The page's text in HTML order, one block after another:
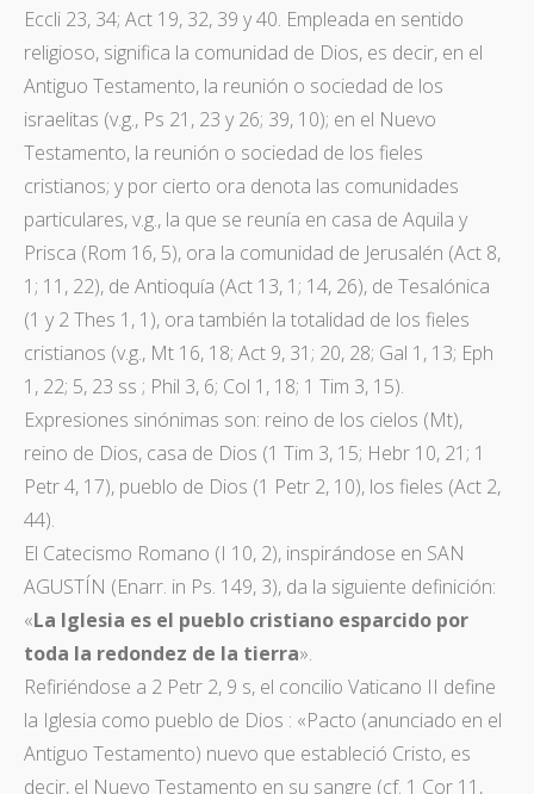
Eccli 23, 34; Act 19, 32, 39 y 40. Empleada en sentido
religioso, significa la comunidad de Dios, es decir, en el
Antiguo Testamento, la reunión o sociedad de los
israelitas (v.g., Ps 21, 23 y 26; 39, 10); en el Nuevo
Testamento, la reunión o sociedad de los fieles
cristianos; y por cierto ora denota las comunidades
particulares, v.g., la que se reunía en casa de Aquila y
Prisca (Rom 16, 5), ora la comunidad de Jerusalén (Act 8,
1; 11, 22), de Antioquía (Act 13, 1; 14, 26), de Tesalónica
(1 y 2 Thes 1, 1), ora también la totalidad de los fieles
cristianos (v.g., Mt 16, 18; Act 9, 31; 20, 28; Gal 1, 13; Eph
1, 22; 5, 23 ss ; Phil 3, 6; Col 1, 18; 1 Tim 3, 15).
Expresiones sinónimas son: reino de los cielos (Mt),
reino de Dios, casa de Dios (1 Tim 3, 15; Hebr 10, 21; 1
Petr 4, 17), pueblo de Dios (1 Petr 2, 10), los fieles (Act 2,
44).
El Catecismo Romano (I 10, 2), inspirándose en SAN
AGUSTÍN (Enarr. in Ps. 149, 3), da la siguiente definición:
«La Iglesia es el pueblo cristiano esparcido por
toda la redondez de la tierra».
Refiriéndose a 2 Petr 2, 9 s, el concilio Vaticano II define
la Iglesia como pueblo de Dios : «Pacto (anunciado en el
Antiguo Testamento) nuevo que estableció Cristo, es
decir, el Nuevo Testamento en su sangre (cf. 1 Cor 11,